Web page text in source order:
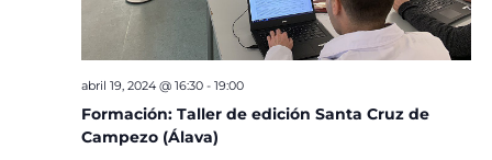
Formación: Taller de edición Santa Cruz de
Campezo (Álava)
abril 19, 2024 @ 16:30- 19:00